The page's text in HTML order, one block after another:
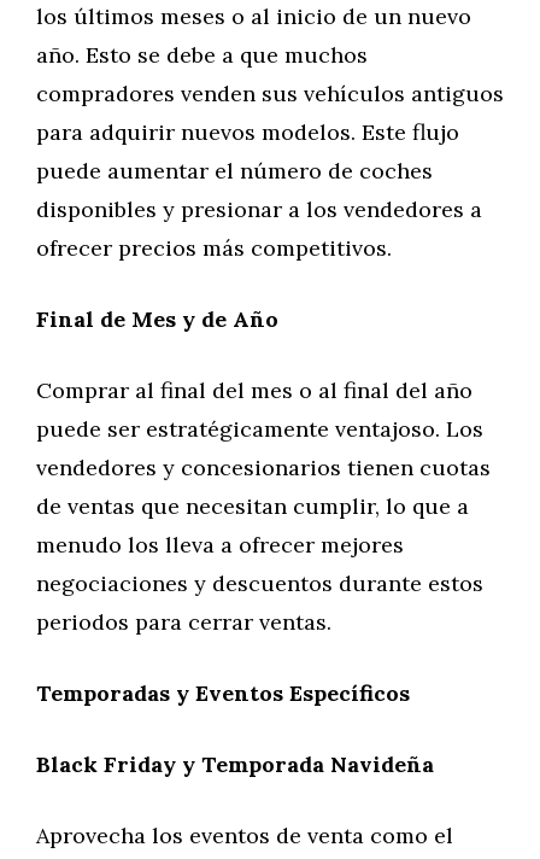
los últimos meses o al inicio de un nuevo
año. Esto se debe a que muchos
compradores venden sus vehículos antiguos
para adquirir nuevos modelos. Este flujo
puede aumentar el número de coches
disponibles y presionar a los vendedores a
ofrecer precios más competitivos.
Final de Mes y de Año
Comprar al final del mes o al final del año
puede ser estratégicamente ventajoso. Los
vendedores y concesionarios tienen cuotas
de ventas que necesitan cumplir, lo que a
menudo los lleva a ofrecer mejores
negociaciones y descuentos durante estos
periodos para cerrar ventas.
Temporadas y Eventos Específicos
Black Friday y Temporada Navideña
Aprovecha los eventos de venta como el